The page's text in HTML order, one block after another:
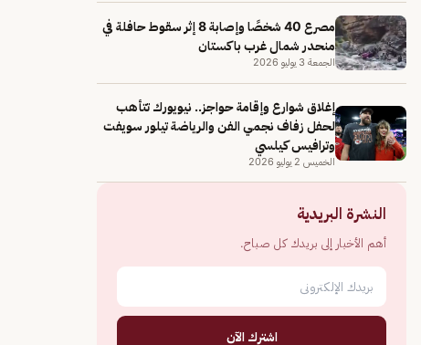
مصرع 40 شخصًا وإصابة 8 إثر سقوط حافلة في
منحدر شمال غرب باكستان
الجمعة 3 يوليو 2026
إغلاق شوارع وإقامة حواجز.. نيويورك تتأهب
لحفل زفاف نجمي الفن والرياضة تيلور سويفت
وترافيس كيلسي
الخميس 2 يوليو 2026
النشرة البريدية
أهم الأخبار إلى بريدك كل صباح.
اشترك الآن